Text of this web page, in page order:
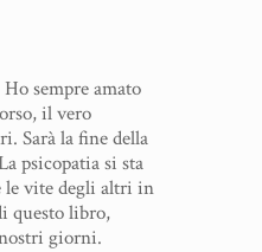
sempre amato
il vero
Sarà la fine della
psicopatia si sta
le vite degli altri in
questo libro,
giorni.